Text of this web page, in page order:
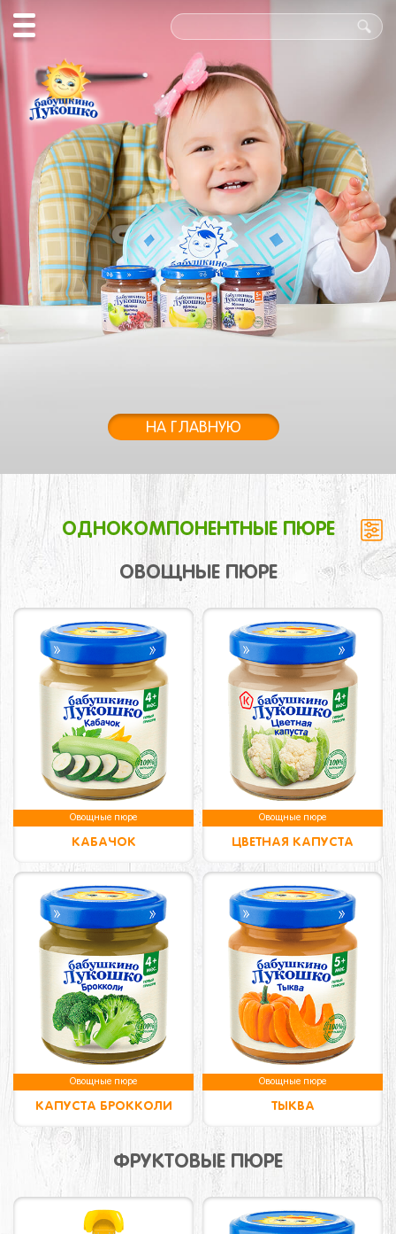
Польза
в каждой
ложке!
НА ГЛАВНУЮ
ОДНОКОМПОНЕНТНЫЕ ПЮРЕ
ОВОЩНЫЕ ПЮРЕ
Овощные пюре
КАБАЧОК
Овощные пюре
ЦВЕТНАЯ КАПУСТА
Овощные пюре
КАПУСТА БРОККОЛИ
Овощные пюре
ТЫКВА
ФРУКТОВЫЕ ПЮРЕ